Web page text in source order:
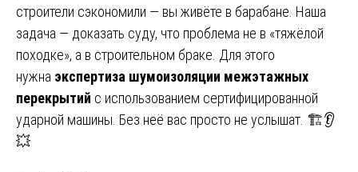
строители сэкономили — вы живёте в барабане. Наша
задача — доказать суду, что проблема не в «тяжёлой
походке», а в строительном браке. Для этого
нужна экспертиза шумоизоляции межэтажных
перекрытий с использованием сертифицированной
ударной машины. Без неё вас просто не услышат. 🏗️👂
💥